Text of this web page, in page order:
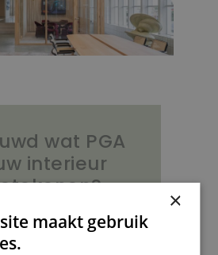
wat PGA
interieur
op voor een
gesprek. We
×
maakt gebruik